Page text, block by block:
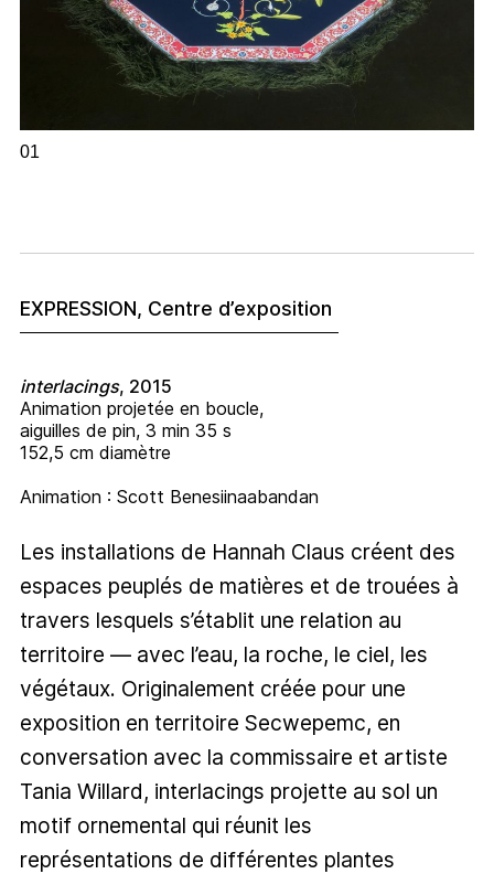
01
EXPRESSION, Centre d’exposition
interlacings, 2015
Animation projetée en boucle,
aiguilles de pin, 3 min 35 s
152,5 cm diamètre
Animation : Scott Benesiinaabandan
Les installations de Hannah Claus créent des
espaces peuplés de matières et de trouées à
travers lesquels s’établit une relation au
territoire — avec l’eau, la roche, le ciel, les
végétaux. Originalement créée pour une
exposition en territoire Secwepemc, en
conversation avec la commissaire et artiste
Tania Willard, interlacings projette au sol un
motif ornemental qui réunit les
représentations de différentes plantes